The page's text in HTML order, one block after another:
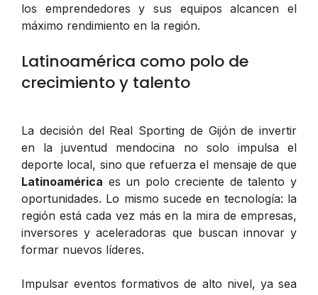
los emprendedores y sus equipos alcancen el
máximo rendimiento en la región.
Latinoamérica como polo de
crecimiento y talento
La decisión del Real Sporting de Gijón de invertir
en la juventud mendocina no solo impulsa el
deporte local, sino que refuerza el mensaje de que
Latinoamérica es un polo creciente de talento y
oportunidades. Lo mismo sucede en tecnología: la
región está cada vez más en la mira de empresas,
inversores y aceleradoras que buscan innovar y
formar nuevos líderes.
Impulsar eventos formativos de alto nivel, ya sea